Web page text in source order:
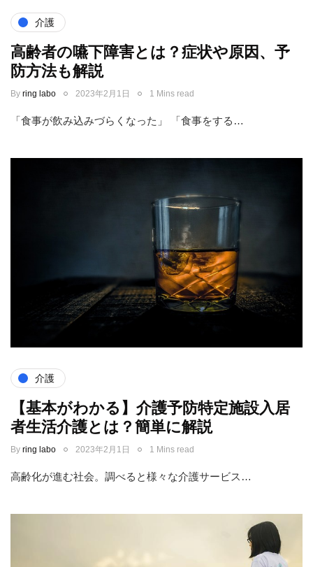
介護
高齢者の嚥下障害とは？症状や原因、予
防方法も解説
By ring labo 2023年2月1日 1 Mins read
「食事が飲み込みづらくなった」 「食事をする…
介護
【基本がわかる】介護予防特定施設入居
者生活介護とは？簡単に解説
By ring labo 2023年2月1日 1 Mins read
高齢化が進む社会。調べると様々な介護サービス…